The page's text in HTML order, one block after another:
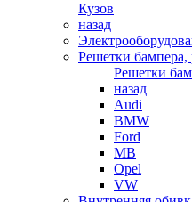
Кузов
назад
Решетки бампера,
Решетки
назад
Audi
BMW
Ford
MB
Opel
VW